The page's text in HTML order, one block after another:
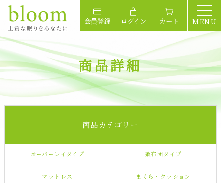
会員登録 ログイン カート MENU
商品詳細
商品カテゴリー
オーバーレイタイプ 敷布団タイプ
マットレス まくら・クッション